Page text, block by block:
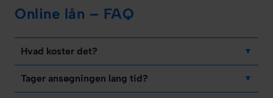
Online lån – FAQ
Hvad koster det?
Tager ansøgningen lang tid?